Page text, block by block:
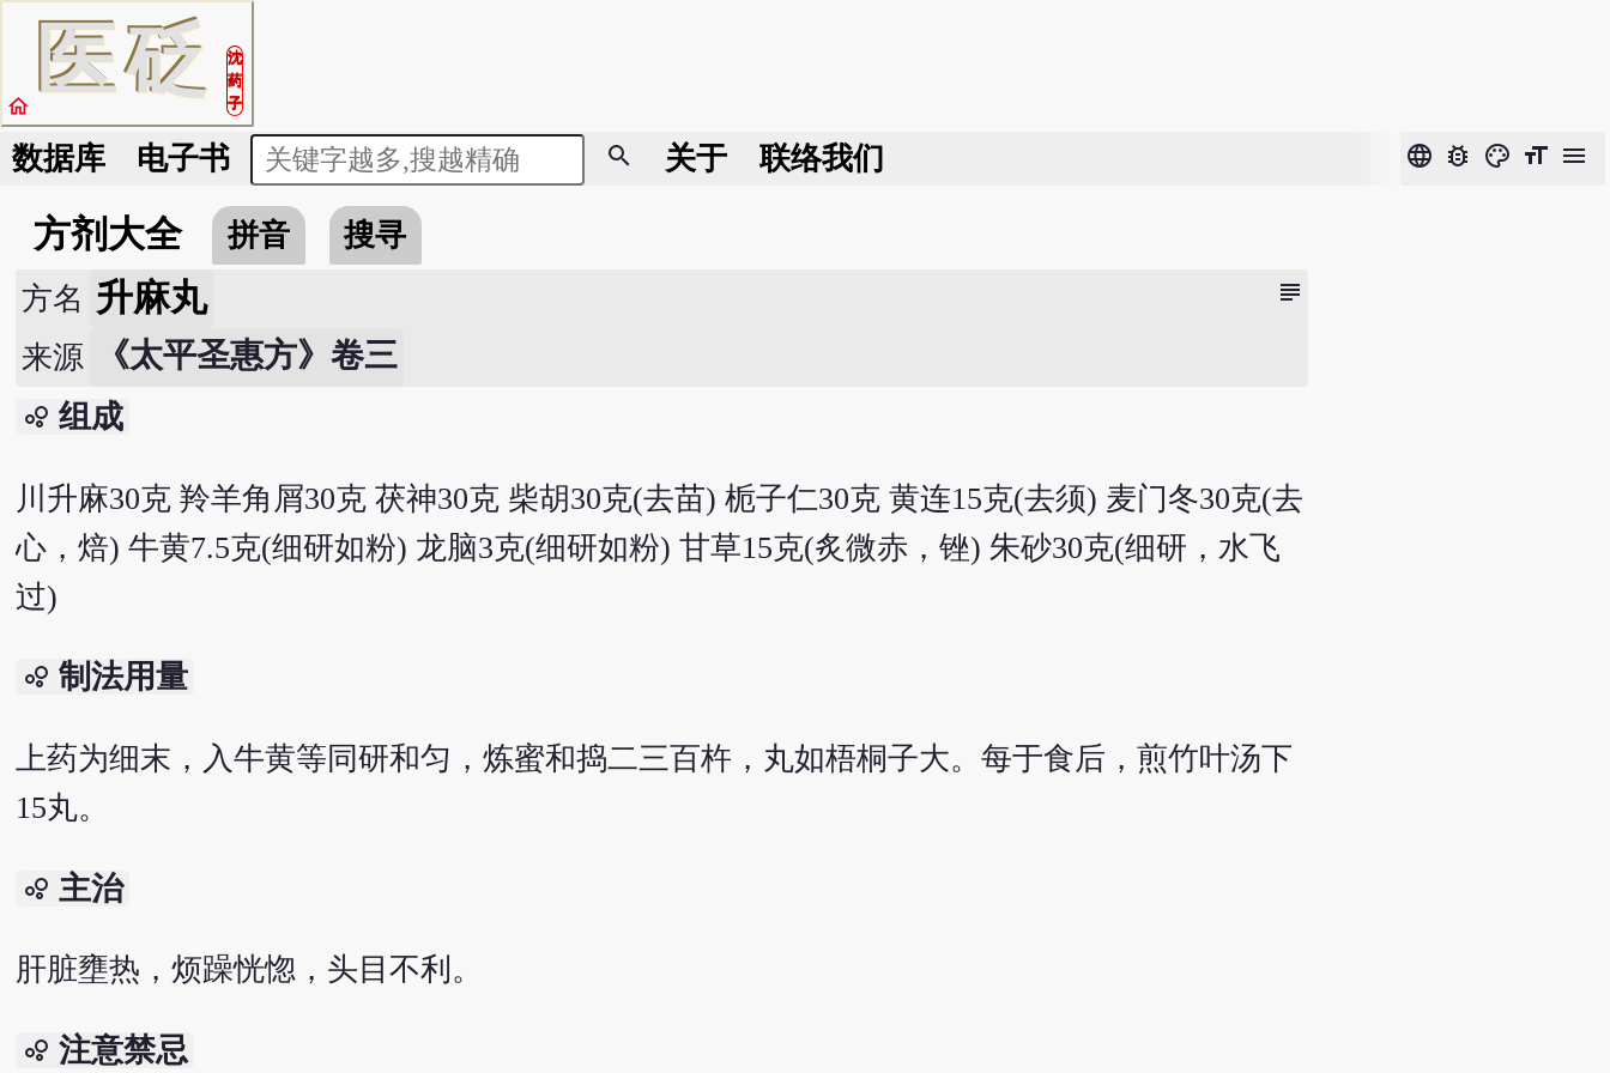
医砭
沈
药
子
home
数据库 电子书 search 关于 联络我们 language bug_report color_lens format_size menu
方剂大全 拼音 搜寻
subject
方名 升麻丸
来源 《太平圣惠方》卷三
bubble_chart 组成
川升麻30克 羚羊角屑30克 茯神30克 柴胡30克(去苗) 栀子仁30克 黄连15克(去须) 麦门冬30克(去
心，焙) 牛黄7.5克(细研如粉) 龙脑3克(细研如粉) 甘草15克(炙微赤，锉) 朱砂30克(细研，水飞
过)
bubble_chart 制法用量
上药为细末，入牛黄等同研和匀，炼蜜和捣二三百杵，丸如梧桐子大。每于食后，煎竹叶汤下
15丸。
bubble_chart 主治
肝脏壅热，烦躁恍惚，头目不利。
bubble_chart 注意禁忌